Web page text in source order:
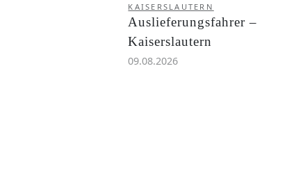
KAISERSLAUTERN
Auslieferungsfahrer –
Kaiserslautern
09.08.2026